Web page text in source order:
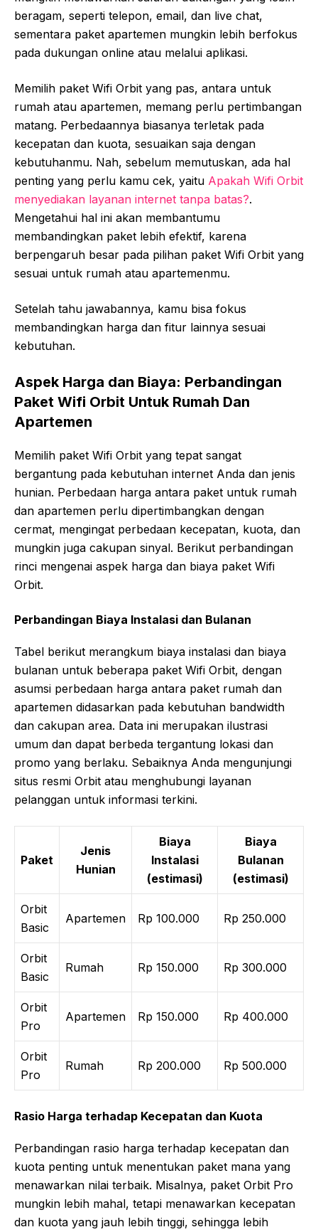
beragam, seperti telepon, email, dan live chat,
sementara paket apartemen mungkin lebih berfokus
pada dukungan online atau melalui aplikasi.
Memilih paket Wifi Orbit yang pas, antara untuk
rumah atau apartemen, memang perlu pertimbangan
matang. Perbedaannya biasanya terletak pada
kecepatan dan kuota, sesuaikan saja dengan
kebutuhanmu. Nah, sebelum memutuskan, ada hal
penting yang perlu kamu cek, yaitu Apakah Wifi Orbit
menyediakan layanan internet tanpa batas?.
Mengetahui hal ini akan membantumu
membandingkan paket lebih efektif, karena
berpengaruh besar pada pilihan paket Wifi Orbit yang
sesuai untuk rumah atau apartemenmu.
Setelah tahu jawabannya, kamu bisa fokus
membandingkan harga dan fitur lainnya sesuai
kebutuhan.
Aspek Harga dan Biaya: Perbandingan
Paket Wifi Orbit Untuk Rumah Dan
Apartemen
Memilih paket Wifi Orbit yang tepat sangat
bergantung pada kebutuhan internet Anda dan jenis
hunian. Perbedaan harga antara paket untuk rumah
dan apartemen perlu dipertimbangkan dengan
cermat, mengingat perbedaan kecepatan, kuota, dan
mungkin juga cakupan sinyal. Berikut perbandingan
rinci mengenai aspek harga dan biaya paket Wifi
Orbit.
Perbandingan Biaya Instalasi dan Bulanan
Tabel berikut merangkum biaya instalasi dan biaya
bulanan untuk beberapa paket Wifi Orbit, dengan
asumsi perbedaan harga antara paket rumah dan
apartemen didasarkan pada kebutuhan bandwidth
dan cakupan area. Data ini merupakan ilustrasi
umum dan dapat berbeda tergantung lokasi dan
promo yang berlaku. Sebaiknya Anda mengunjungi
situs resmi Orbit atau menghubungi layanan
pelanggan untuk informasi terkini.
Paket
Jenis
Hunian
Biaya
Instalasi
(estimasi)
Biaya
Bulanan
(estimasi)
Orbit
Basic
Apartemen Rp 100.000 Rp 250.000
Orbit
Basic
Rumah Rp 150.000 Rp 300.000
Orbit
Pro
Apartemen Rp 150.000 Rp 400.000
Orbit
Pro
Rumah Rp 200.000 Rp 500.000
Rasio Harga terhadap Kecepatan dan Kuota
Perbandingan rasio harga terhadap kecepatan dan
kuota penting untuk menentukan paket mana yang
menawarkan nilai terbaik. Misalnya, paket Orbit Pro
mungkin lebih mahal, tetapi menawarkan kecepatan
dan kuota yang jauh lebih tinggi, sehingga lebih